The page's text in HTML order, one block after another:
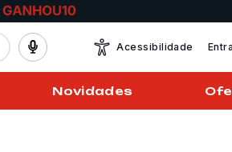
Acessibilidade
Novidades